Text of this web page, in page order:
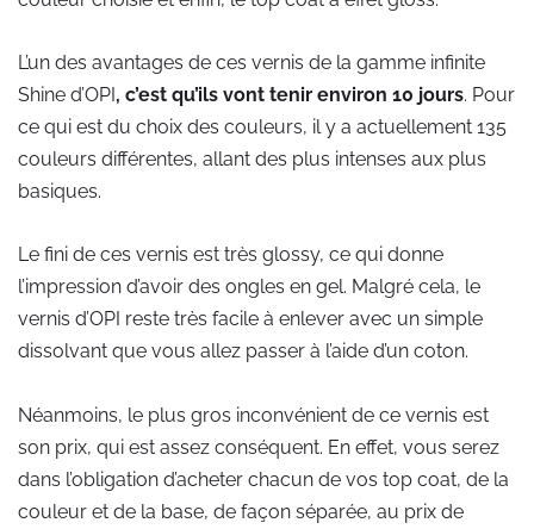
L’un des avantages de ces vernis de la gamme infinite
Shine d’OPI, c’est qu’ils vont tenir environ 10 jours. Pour
ce qui est du choix des couleurs, il y a actuellement 135
couleurs différentes, allant des plus intenses aux plus
basiques.
Le fini de ces vernis est très glossy, ce qui donne
l’impression d’avoir des ongles en gel. Malgré cela, le
vernis d’OPI reste très facile à enlever avec un simple
dissolvant que vous allez passer à l’aide d’un coton.
Néanmoins, le plus gros inconvénient de ce vernis est
son prix, qui est assez conséquent. En effet, vous serez
dans l’obligation d’acheter chacun de vos top coat, de la
couleur et de la base, de façon séparée, au prix de